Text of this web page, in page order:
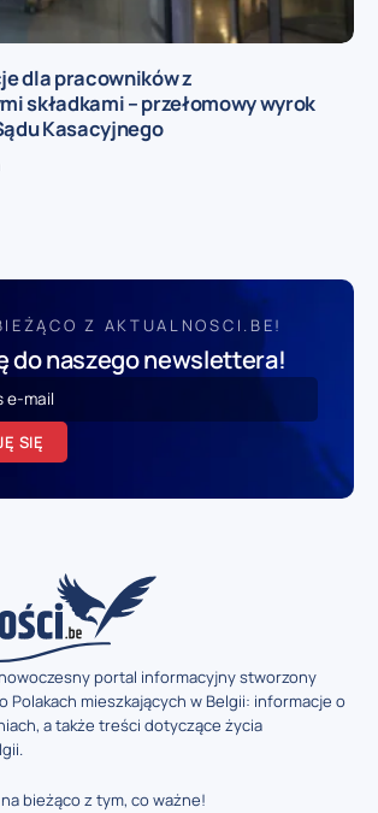
dla pracowników z
składkami – przełomowy wyrok
Kasacyjnego
Z AKTUALNOSCI.BE!
do naszego newslettera!
SIĘ
portal informacyjny stworzony
Polakach mieszkających w Belgii: informacje o
a także treści dotyczące życia
bieżąco z tym, co ważne!